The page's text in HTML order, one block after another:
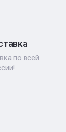
по всей